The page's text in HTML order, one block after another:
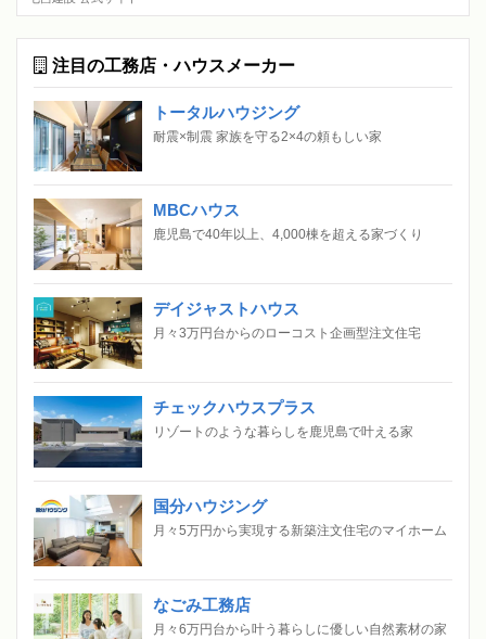
注目の工務店・ハウスメーカー
トータルハウジング
耐震×制震 家族を守る2×4の頼もしい家
MBCハウス
鹿児島で40年以上、4,000棟を超える家づくり
デイジャストハウス
月々3万円台からのローコスト企画型注文住宅
チェックハウスプラス
リゾートのような暮らしを鹿児島で叶える家
国分ハウジング
月々5万円から実現する新築注文住宅のマイホーム
なごみ工務店
月々6万円台から叶う暮らしに優しい自然素材の家